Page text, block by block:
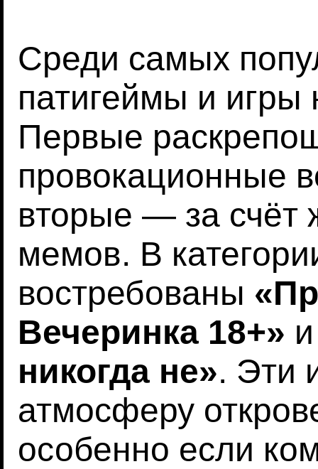
Среди самых
патигеймы и игры
Первые
провокационные
вторые — за счёт
мемов. В
востребованы
Вечеринка 18+»
никогда не». Эти
атмосферу
особенно если